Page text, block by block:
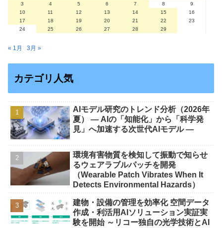
3
4 5 6 7 8
9
10
11 12 13 14 15
16
17
18 19 20 21 22
23
24
25 26 27 28 29
« 1月 3月 »
カテゴリ人気
AIモデル研究のトレンド分析（2026年
夏） ― AIの「知能化」から「科学発
見」へ加速する次世代AIモデル ―
環境有害物質を検知して振動で知らせ
るウェアラブルパッチを開発
（Wearable Patch Vibrates When It
Detects Environmental Hazards）
建物・設備の管理を効率化 空間データ
作成・利活用AIソリューション実証実
験を開始 ～リコー独自の光学技術とAI